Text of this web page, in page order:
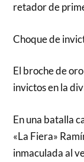
retador de
Choque de
El broche de
invictos en la
En una batalla
«La Fiera»
inmaculada al